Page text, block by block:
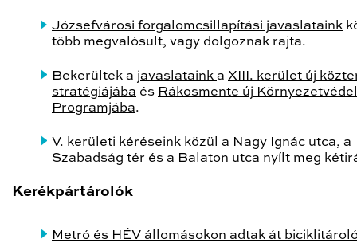
Józsefvárosi forgalomcsillapítási javaslataink
több megvalósult, vagy dolgoznak rajta.
Bekerültek a javaslataink a XIII. kerület új
stratégiájába és Rákosmente új
Programjába.
V. kerületi kéréseink közül a Nagy Ignác utca, a
Szabadság tér és a Balaton utca nyílt meg
Kerékpártárolók
Metró és HÉV állomásokon adtak át